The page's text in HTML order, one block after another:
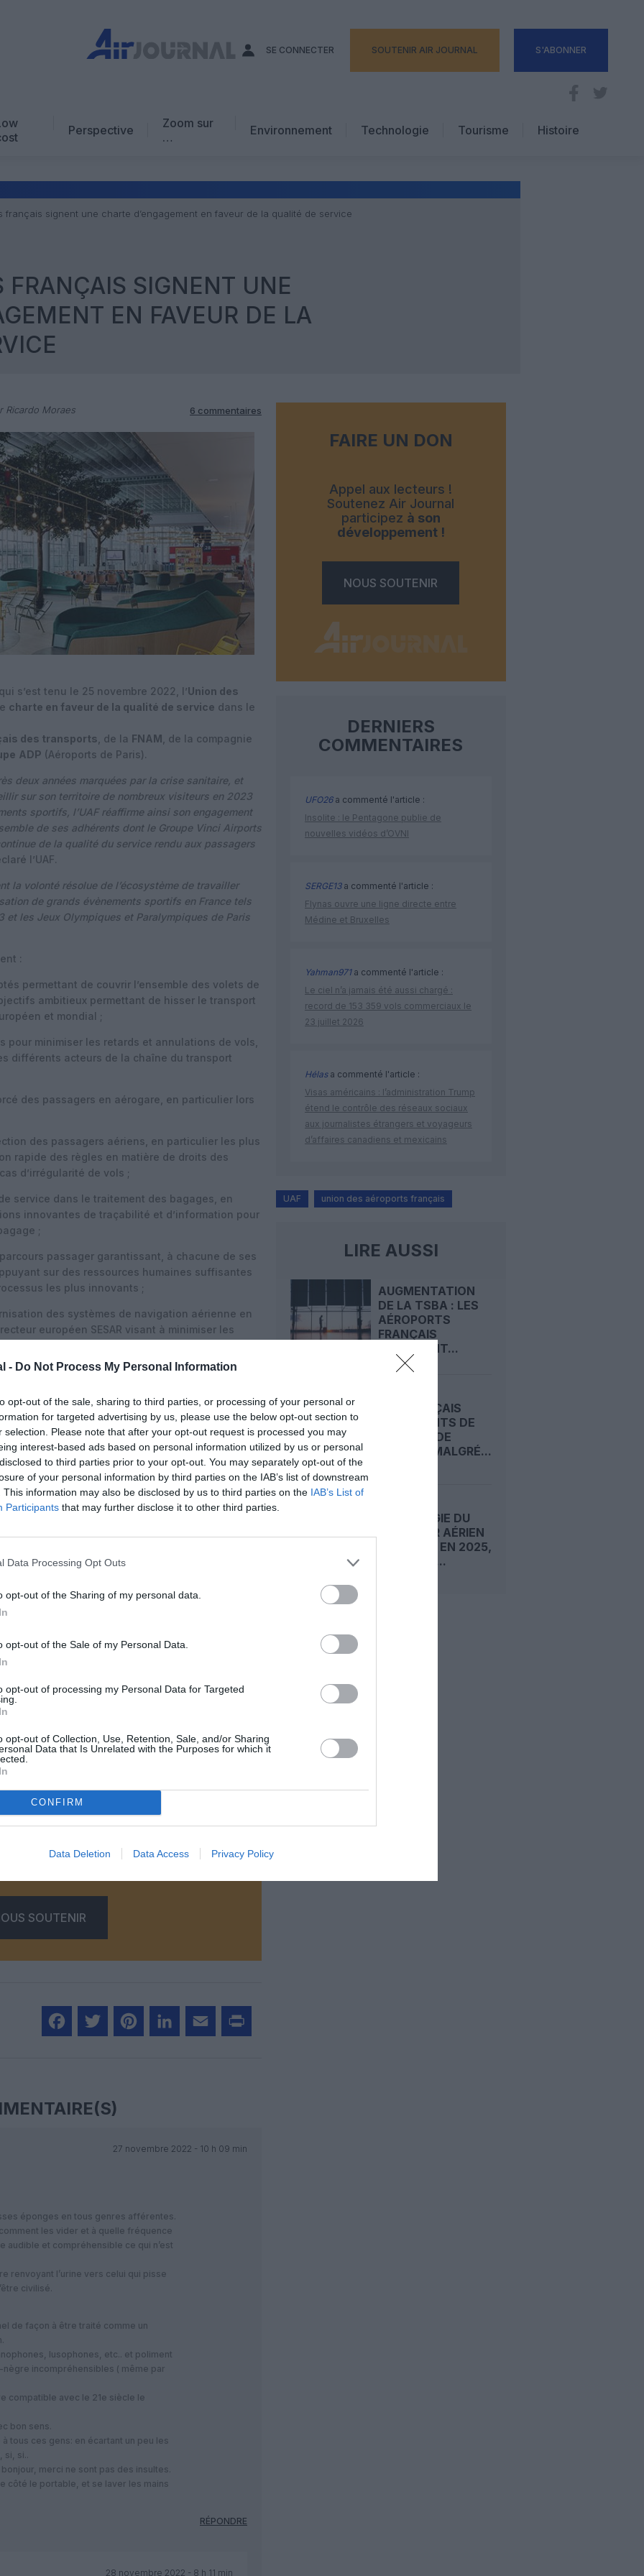
- Do Not Process My Personal Information
opt-out of the sale, sharing to third parties, or processing of your personal or
for targeted advertising by us, please use the below opt-out section to
selection. Please note that after your opt-out request is processed you may
interest-based ads based on personal information utilized by us or personal
to third parties prior to your opt-out. You may separately opt-out of the
of your personal information by third parties on the IAB’s list of downstream
This information may also be disclosed by us to third parties on the IAB’s List of
Participants that may further disclose it to other third parties.
Data Processing Opt Outs
opt-out of the Sharing of my personal data.
opt-out of the Sale of my Personal Data.
opt-out of processing my Personal Data for Targeted
opt-out of Collection, Use, Retention, Sale, and/or Sharing
Data that Is Unrelated with the Purposes for which it
CONFIRM
Data Deletion Data Access Privacy Policy
SE CONNECTER SOUTENIR AIR JOURNAL S'ABONNER
Perspective
Zoom sur
…
Avis d’expert
Environnement Technologie
Tourisme
Hôtellerie
Histoire
français signent une charte d’engagement en faveur de la qualité de service
FRANÇAIS SIGNENT UNE
EN FAVEUR DE LA
Ricardo Moraes 6 commentaires
s’est tenu le 25 novembre 2022, l’Union des
charte en faveur de la qualité de service dans le
des transports , de la FNAM , de la compagnie
ADP (Aéroports de Paris).
deux années marquées par la crise sanitaire, et
sur son territoire de nombreux visiteurs en 2023
sportifs, l’UAF réaffirme ainsi son engagement
de ses adhérents dont le Groupe Vinci Airports
de la qualité du service rendu aux passagers
l’UAF.
la volonté résolue de l’écosystème de travailler
de grands évènements sportifs en France tels
et les Jeux Olympiques et Paralympiques de Paris
:
permettant de couvrir l’ensemble des volets de
ambitieux permettant de hisser le transport
et mondial ;
pour minimiser les retards et annulations de vols,
différents acteurs de la chaîne du transport
des passagers en aérogare, en particulier lors
des passagers aériens, en particulier les plus
rapide des règles en matière de droits des
d’irrégularité de vols ;
service dans le traitement des bagages, en
innovantes de traçabilité et d’information pour
;
passager garantissant, à chacune de ses
sur des ressources humaines suffisantes
les plus innovants ;
des systèmes de navigation aérienne en
européen SESAR visant à minimiser les
aérien, à développer leur attractivité et à
au sein des organisations, en vue de
pour délivrer la qualité de service
©Groupe ADP
apprécié l’article ?
SOUTENIR
27 novembre 2022 - 10 h 09 min
éponges en tous genres afférentes.
les vider et à quelle fréquence
audible et compréhensible ce qui n’est
renvoyant l’urine vers celui qui pisse
civilisé.
de façon à être traité comme un
lusophones, etc.. et poliment
incompréhensibles ( même par
compatible avec le 21e siècle le
bon sens.
tous ces gens: en écartant un peu les
si, si..
merci ne sont pas des insultes.
côté le portable, et se laver les mains
RÉPONDRE
28 novembre 2022 - 8 h 11 min
FAIRE UN DON
Appel aux lecteurs !
Soutenez Air Journal
participez à son
développement !
NOUS SOUTENIR
DERNIERS
COMMENTAIRES
UFO26a commenté l'article :
Insolite : le Pentagone publie de
nouvelles vidéos d’OVNI
SERGE13a commenté l'article :
Flynas ouvre une ligne directe entre
Médine et Bruxelles
Yahman971a commenté l'article :
Le ciel n’a jamais été aussi chargé :
record de 153 359 vols commerciaux le
23 juillet 2026
Hélasa commenté l'article :
Visas américains : l’administration Trump
étend le contrôle des réseaux sociaux
aux journalistes étrangers et voyageurs
d’affaires canadiens et mexicains
UAF union des aéroports français
LIRE AUSSI
AUGMENTATION
DE LA TSBA : LES
AÉROPORTS
FRANÇAIS
DÉPLORENT...
LES FRANÇAIS
CONSCIENTS DE
L'UTILITÉ DE
L'AÉRIEN MALGRÉ...
SOCIOLOGIE DU
PASSAGER AÉRIEN
FRANÇAIS EN 2025,
SELON LA...